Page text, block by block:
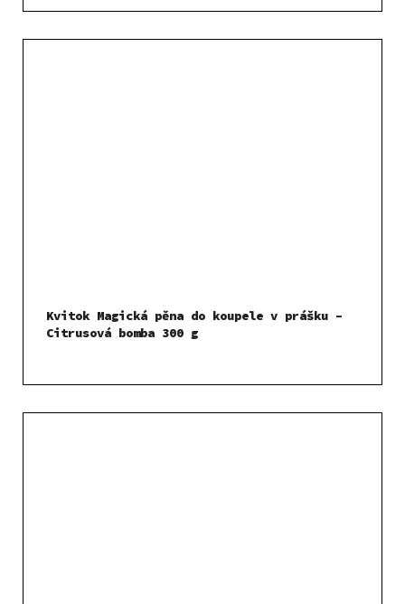
Kvitok Magická pěna do koupele v prášku –
Citrusová bomba 300 g